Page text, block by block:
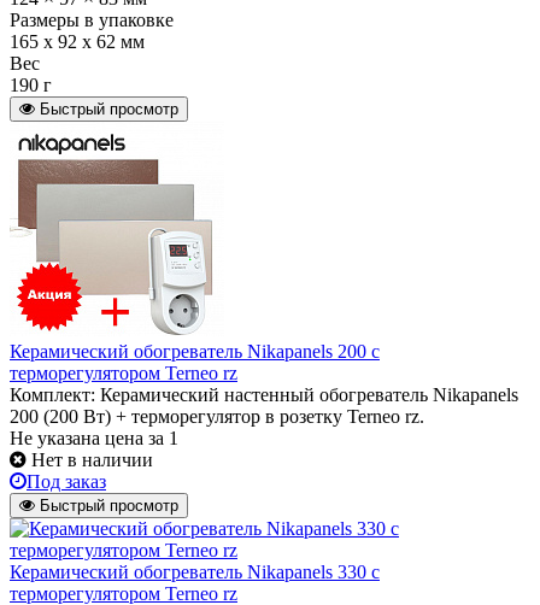
Размеры в упаковке
165 х 92 х 62 мм
Вес
190 г
Быстрый просмотр
Керамический обогреватель Nikapanels 200 с
терморегулятором Terneo rz
Комплект: Керамический настенный обогреватель Nikapanels
200 (200 Вт) + терморегулятор в розетку Terneo rz.
Не указана цена за 1
Нет в наличии
Под заказ
Быстрый просмотр
Керамический обогреватель Nikapanels 330 с
терморегулятором Terneo rz